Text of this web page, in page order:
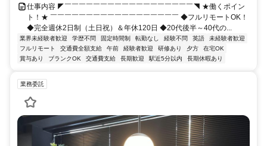
仕事内容 ◤￣￣￣￣￣￣￣￣￣￣￣￣￣￣￣￣￣￣◥ ★働くポイン
ト！★ ￣￣￣￣￣￣￣￣￣￣￣￣￣￣￣￣￣￣ ◆フルリモートOK！
◆完全週休2日制（土日祝）＆年休120日 ◆20代後半～40代の...
業界未経験者歓迎 学歴不問 固定時間制 転勤なし 経験不問 英語
未経験者歓迎
フルリモート
交通費全額支給 午前 経験者歓迎 研修あり 夕方
在宅OK
賞与あり
ブランクOK 交通費支給 長期歓迎 駅近5分以内 長期休暇あり
業務委託